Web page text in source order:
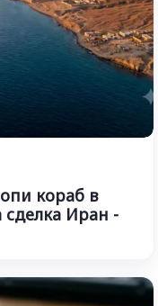
кораб в
Иран -